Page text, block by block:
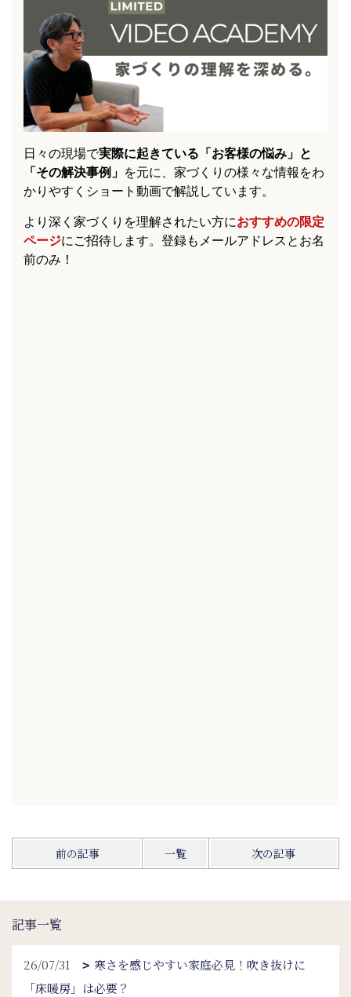
日々の現場で実際に起きている「お客様の悩み」と
「その解決事例」 を元に、家づくりの様々な情報をわ
かりやすくショート動画で解説しています。
より深く家づくりを理解されたい方におすすめの限定
ページにご招待します。登録もメールアドレスとお名
前のみ！
前の記事 一覧 次の記事
記事一覧
26/07/31
寒さを感じやすい家庭必見！吹き抜けに
「床暖房」は必要？